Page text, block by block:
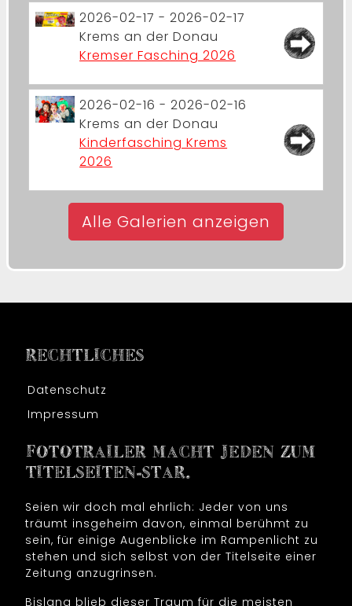
2026-02-17 - 2026-02-17
Krems an der Donau
Kremser Fasching 2026
2026-02-16 - 2026-02-16
Krems an der Donau
Kinderfasching Krems
2026
Alle Galerien anzeigen
RECHTLICHES
Datenschutz
Impressum
FOTOTRAILER MACHT JEDEN ZUM
TITELSEITEN-STAR.
Seien wir doch mal ehrlich: Jeder von uns
träumt insgeheim davon, einmal berühmt zu
sein, für einige Augenblicke im Rampenlicht zu
stehen und sich selbst von der Titelseite einer
Zeitung anzugrinsen.
Bislang blieb dieser Traum für die meisten